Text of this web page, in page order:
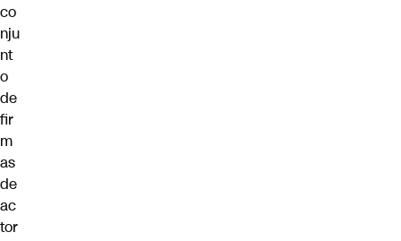
co
nju
nt
o
de
fir
m
as
de
ac
tor